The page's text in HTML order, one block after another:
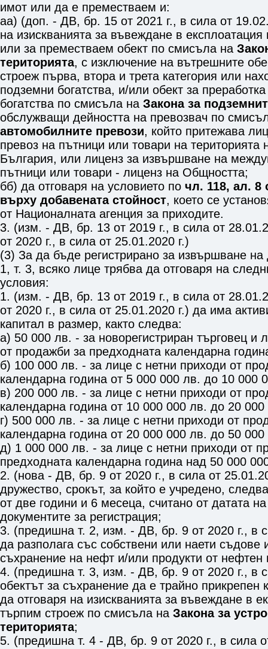
имот или да е преместваем и:
аа) (доп. - ДВ, бр. 15 от 2021 г., в сила от
на изискванията за въвеждане в
или за преместваем обект по смисъла на
територията, с изключение на вътрешните
строеж първа, втора и трета категория или
подземни богатства, и/или обект за
богатства по смисъла на Закона за
обслужващи дейността на превозвач по
автомобилните превози, който притежава
превоз на пътници или товари на територията
България, или лиценз за извършване на
пътници или товари - лиценз на Общността;
бб) да отговаря на условието по чл. 118, ал. 8
върху добавената стойност, което се
от Националната агенция за приходите.
3. (изм. - ДВ, бр. 13 от 2019 г., в сила от
от 2020 г., в сила от 25.01.2020 г.)
(3) За да бъде регистрирано за извършване
1, т. 3, всяко лице трябва да отговаря на
условия:
1. (изм. - ДВ, бр. 13 от 2019 г., в сила от
от 2020 г., в сила от 25.01.2020 г.) да има
капитал в размер, както следва:
а) 50 000 лв. - за новорегистриран търговец и
от продажби за предходната календарна
б) 100 000 лв. - за лице с нетни приходи от
календарна година от 5 000 000 лв. до 10 000
в) 200 000 лв. - за лице с нетни приходи от
календарна година от 10 000 000 лв. до 20
г) 500 000 лв. - за лице с нетни приходи от
календарна година от 20 000 000 лв. до 50
д) 1 000 000 лв. - за лице с нетни приходи от
предходната календарна година над 50 000
2. (нова - ДВ, бр. 9 от 2020 г., в сила от
дружество, срокът, за който е учредено,
от две години и 6 месеца, считано от датата
документите за регистрация;
3. (предишна т. 2, изм. - ДВ, бр. 9 от 2020 г., в
да разполага със собствени или наети съдове
съхранение на нефт и/или продукти от нефтен
4. (предишна т. 3, изм. - ДВ, бр. 9 от 2020 г., в
обектът за съхранение да е трайно
да отговаря на изискванията за въвеждане в
търпим строеж по смисъла на Закона за
територията;
5. (предишна т. 4 - ДВ, бр. 9 от 2020 г., в сила